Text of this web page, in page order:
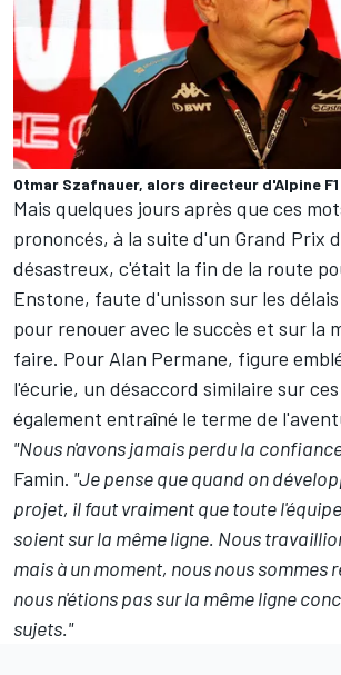
Otmar Szafnauer, alors directeur d'Alpine F1
Mais quelques jours après que ces
prononcés, à la suite d'un Grand Prix
désastreux, c'était la fin de la route
Enstone, faute d'unisson sur les
pour renouer avec le succès et sur la
faire. Pour Alan Permane, figure
l'écurie, un désaccord similaire sur
également entraîné le terme de
"Nous n'avons jamais perdu la
Famin. "Je pense que quand on
projet, il faut vraiment que toute
soient sur la même ligne. Nous
mais à un moment, nous nous sommes
nous n'étions pas sur la même ligne
sujets."